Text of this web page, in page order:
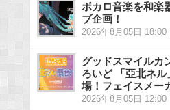
ボカロ音楽を和楽
ブ企画！
2026年8月05日 18:00
グッドスマイルカ
ろいど 「亞北ネ
場！フェイスメー
2026年8月05日 12:00